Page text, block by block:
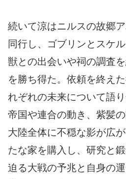
続いて涼はニルスの故郷
同行し、ゴブリンとスケ
獣との出会いや祠の調査
を勝ち得た。依頼を終え
れぞれの未来について語
帝国や連合の動き、紫髪の
大陸全体に不穏な影が広
たな家を購入し、研究と
迫る大戦の予兆と自身の